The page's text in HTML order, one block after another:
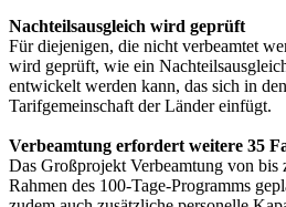
Nachteilsausgleich wird geprüft
Für diejenigen, die nicht verbeamtet
wird geprüft, wie ein
entwickelt werden kann, das sich in
Tarifgemeinschaft der Länder einfügt.
Verbeamtung erfordert weitere 35
Das Großprojekt Verbeamtung von
Rahmen des 100-Tage-Programms